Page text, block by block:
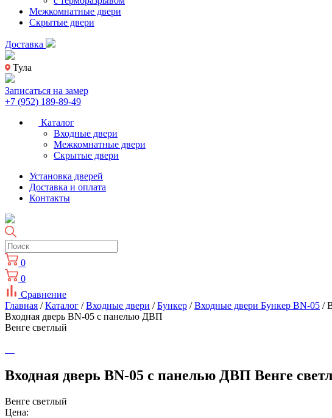
Межкомнатные двери
Скрытые двери
Доставка
Тула
Записаться на замер
+7 (952) 189-89-49
Каталог
Входные двери
Межкомнатные двери
Скрытые двери
Установка дверей
Доставка и оплата
Контакты
0
0
Сравнение
Главная /Каталог /Входные двери /Бункер /Входные двери Бункер BN-05 /
Входная дверь BN-05 с панелью ДВП
Венге светлый
Входная дверь BN-05 с панелью ДВП Венге
Венге светлый
Цена: